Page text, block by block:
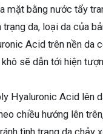
mặt bằng nước tẩy
da, loại da của
Acid trên nền da
khô sẽ dẫn tới hiện
Hyaluronic Acid lên
chiều hướng lên